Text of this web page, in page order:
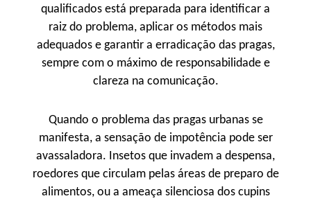
qualificados está preparada para identificar a
raiz do problema, aplicar os métodos mais
adequados e garantir a erradicação das pragas,
sempre com o máximo de responsabilidade e
clareza na comunicação.
Quando o problema das pragas urbanas se
manifesta, a sensação de impotência pode ser
avassaladora. Insetos que invadem a despensa,
roedores que circulam pelas áreas de preparo de
alimentos, ou a ameaça silenciosa dos cupins